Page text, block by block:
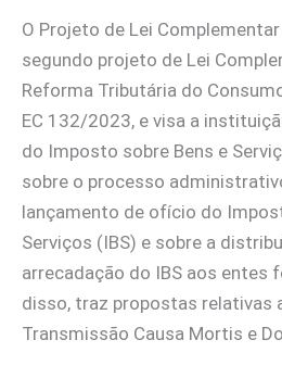
O Projeto de Lei Complementar
segundo projeto de Lei
Reforma Tributária do
EC 132/2023, e visa a
do Imposto sobre Bens e
sobre o processo
lançamento de ofício do
Serviços (IBS) e sobre a
arrecadação do IBS aos entes
disso, traz propostas relativas
Transmissão Causa Mortis e